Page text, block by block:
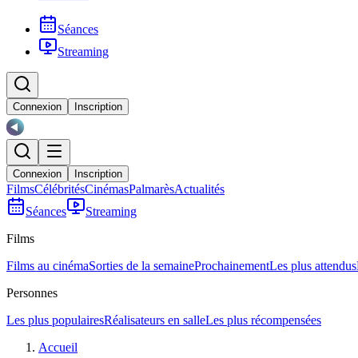
Séances
Streaming
Connexion Inscription
Connexion Inscription
FilmsCélébritésCinémasPalmarèsActualités
Séances
Streaming
Films
Films au cinémaSorties de la semaineProchainementLes plus attendus
Personnes
Les plus populairesRéalisateurs en salleLes plus récompensées
Accueil